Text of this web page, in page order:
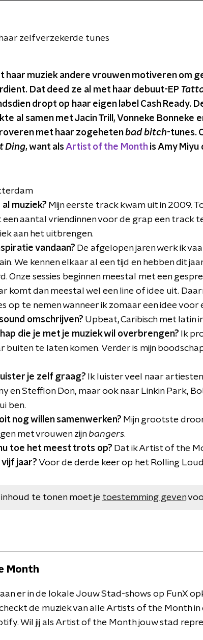
zelfverzekerde tunes
haar muziek andere vrouwen motiveren om
Dat deed ze al met haar debuut-EP
dropt op haar eigen label Cash Ready.
al samen met Jacin Trill, Vonneke Bonneke
met haar zogehetenbad bitch-tunes.
Ding, want als Artist of the Monthis Amy Miyu
al muziek? Mijn eerste track kwam uit in 2009.
aantal vriendinnen voor de grap een track
aan het uitbrengen.
vandaan? De afgelopen jaren werk ik
We kennen elkaar al een tijd en hebben dit
Onze sessies beginnen meestal met een
komt dan meestal wel een line of idee uit.
op te nemen wanneer ik zomaar een idee voor
omschrijven? Upbeat, Caribisch met latin
die je met je muziek wil overbrengen?
Ik
buiten te laten komen. Verder is mijn
je zelf graag?
Ik luister veel naar
en Stefflon Don, maar ook naar Linkin Park,
ben.
nog willen samenwerken? Mijn grootste
met vrouwen zijn bangers.
toe het meest trots op? Dat ik Artist of the
jaar? Voor de derde keer op het Rolling
inhoud te tonen moet je toestemming geven
Month
er in de lokale Jouw Stad-shows op FunX
de muziek van alle Artists of the Month
Wil jij als Artist of the Month jouw stad